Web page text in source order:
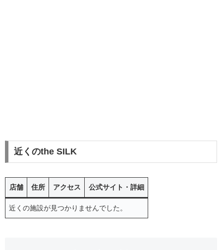
近くのthe SILK
店舗 住所 アクセス 公式サイト・詳細
近くの施設が見つかりませんでした。